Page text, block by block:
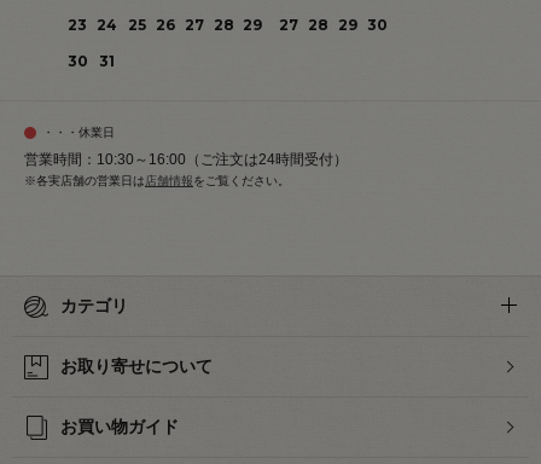
23
24 25 26 27 28 29
30
31
27 28 29 30
・・・休業日
営業時間：10:30～16:00（ご注文は24時間受付）
※各実店舗の営業日は 店舗情報をご覧ください。
カテゴリ
お取り寄せについて
お買い物ガイド